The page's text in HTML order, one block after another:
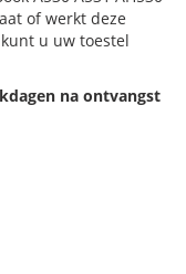
of werkt deze
u uw toestel
na ontvangst